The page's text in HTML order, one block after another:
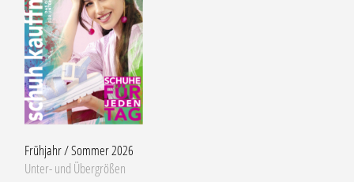
Frühjahr / Sommer 2026
Unter- und Übergrößen